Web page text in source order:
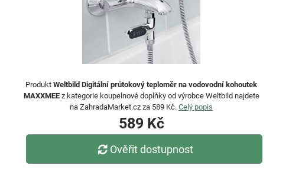
Produkt Weltbild Digitální průtokový teploměr na vodovodní kohoutek
MAXXMEEz kategorie koupelnové doplňky od výrobce Weltbild najdete
na ZahradaMarket.cz za 589 Kč. Celý popis
589 Kč
Ověřit dostupnost